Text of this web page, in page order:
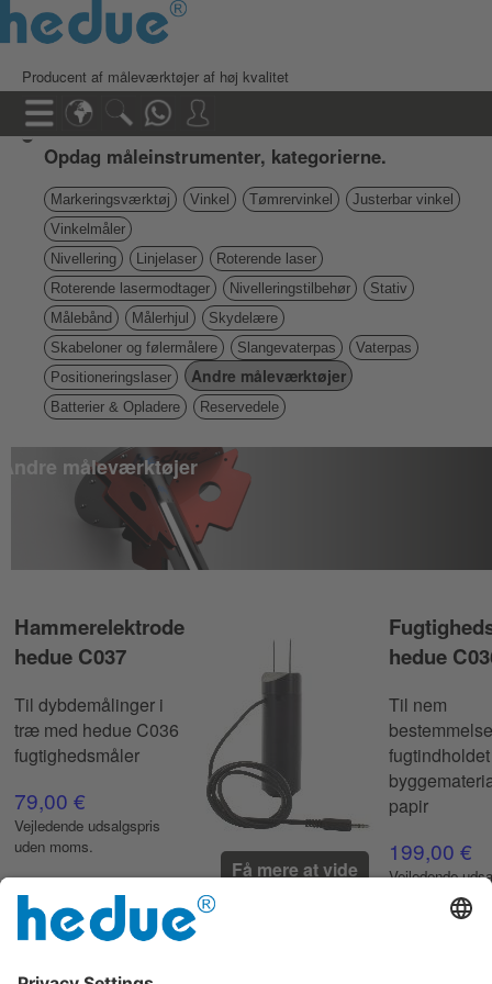
Producent af måleværktøjer af høj kvalitet
Opdag måleinstrumenter, kategorierne.
Markeringsværktøj Vinkel Tømrervinkel
Justerbar vinkel
Vinkelmåler
Nivellering
Linjelaser
Roterende laser
Roterende lasermodtager
Nivelleringstilbehør
Stativ
Målebånd
Målerhjul
Skydelære
Skabeloner og følermålere
Slangevaterpas
Vaterpas
Positioneringslaser
Andre måleværktøjer
Batterier & Opladere Reservedele
Andre måleværktøjer
Hammerelektrode
hedue C037
Til dybdemålinger i
træ med hedue C036
fugtighedsmåler
79,00 €
Vejledende udsalgspris
uden moms.
Få mere at vide
hedue
Til nem
papir
199,00 €
Vejledende
uden moms.